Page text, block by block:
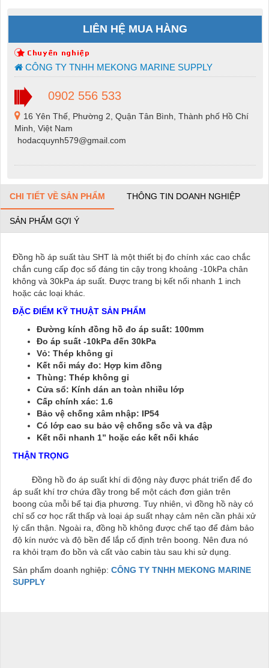
LIÊN HỆ MUA HÀNG
CÔNG TY TNHH MEKONG MARINE SUPPLY
0902 556 533
16 Yên Thế, Phường 2, Quận Tân Bình, Thành phố Hồ Chí
Minh, Việt Nam
hodacquynh579@gmail.com
CHI TIẾT VỀ SẢN PHẨM THÔNG TIN DOANH NGHIỆP
SẢN PHẨM GỢI Ý
Đồng hồ áp suất tàu SHT là một thiết bị đo chính xác cao chắc
chắn cung cấp đọc số đáng tin cậy trong khoảng -10kPa chân
không và 30kPa áp suất. Được trang bị kết nối nhanh 1 inch
hoặc các loại khác.
ĐẶC ĐIỂM KỸ THUẬT SẢN PHẨM
Đường kính đồng hồ đo áp suất: 100mm
Đo áp suất -10kPa đến 30kPa
Vỏ: Thép không gỉ
Kết nối máy đo: Hợp kim đồng
Thùng: Thép không gỉ
Cửa sổ: Kính dán an toàn nhiều lớp
Cấp chính xác: 1.6
Bảo vệ chống xâm nhập: IP54
Có lớp cao su bảo vệ chống sốc và va đập
Kết nối nhanh 1” hoặc các kết nối khác
THẬN TRỌNG
Đồng hồ đo áp suất khí di động này được phát triển để đo
áp suất khí trơ chứa đầy trong bể một cách đơn giản trên
boong của mỗi bể tại địa phương. Tuy nhiên, vì đồng hồ này có
chỉ số cơ học rất thấp và loại áp suất nhạy cảm nên cần phải xử
lý cẩn thận. Ngoài ra, đồng hồ không được chế tạo để đảm bảo
độ kín nước và độ bền để lắp cố định trên boong. Nên đưa nó
ra khỏi trạm đo bồn và cất vào cabin tàu sau khi sử dụng.
Sản phẩm doanh nghiệp: CÔNG TY TNHH MEKONG MARINE
SUPPLY